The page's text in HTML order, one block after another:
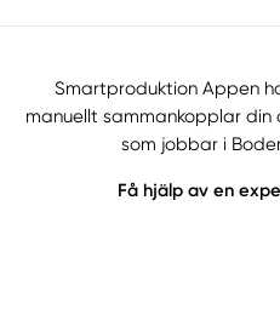
Smartproduktion Appen
manuellt sammankopplar
som jobbar i
Få hjälp av en